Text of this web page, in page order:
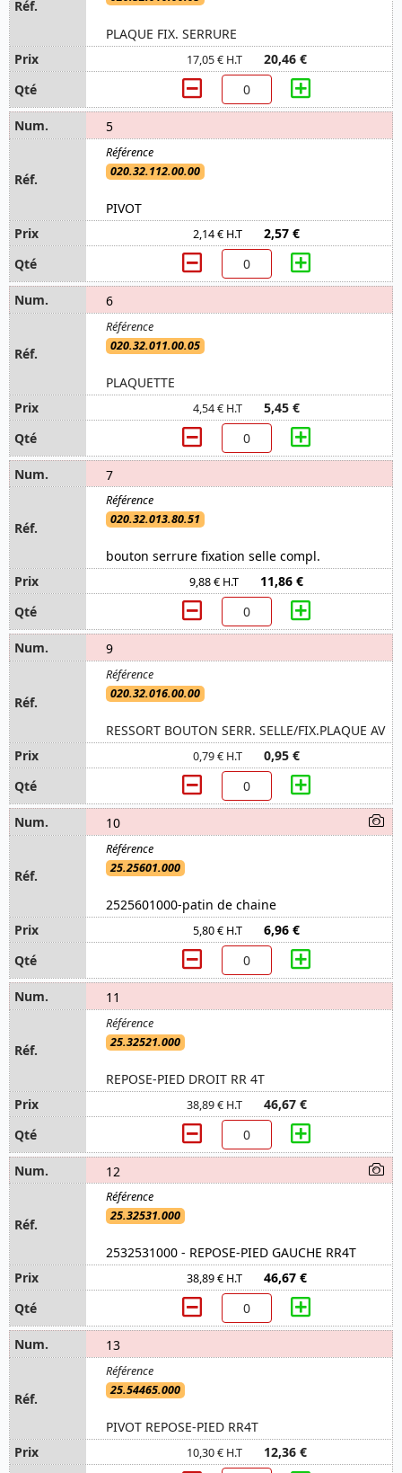
PLAQUE FIX. SERRURE
17,05 € H.T 20,46 €
5
020.32.112.00.00
PIVOT
2,14 € H.T 2,57 €
6
020.32.011.00.05
PLAQUETTE
4,54 € H.T 5,45 €
7
020.32.013.80.51
bouton serrure fixation selle compl.
9,88 € H.T 11,86 €
9
020.32.016.00.00
RESSORT BOUTON SERR. SELLE/FIX.PLAQUE AV
0,79 € H.T 0,95 €
10
25.25601.000
2525601000-patin de chaine
5,80 € H.T 6,96 €
11
25.32521.000
REPOSE-PIED DROIT RR 4T
38,89 € H.T 46,67 €
12
25.32531.000
2532531000 - REPOSE-PIED GAUCHE RR4T
38,89 € H.T 46,67 €
13
25.54465.000
PIVOT REPOSE-PIED RR4T
10,30 € H.T 12,36 €